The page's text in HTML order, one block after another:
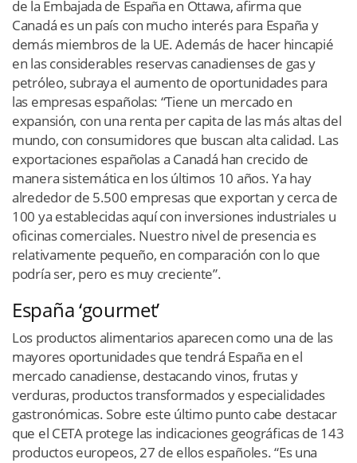
de la Embajada de España en Ottawa, afirma que
Canadá es un país con mucho interés para España y
demás miembros de la UE. Además de hacer hincapié
en las considerables reservas canadienses de gas y
petróleo, subraya el aumento de oportunidades para
las empresas españolas: “Tiene un mercado en
expansión, con una renta per capita de las más altas del
mundo, con consumidores que buscan alta calidad. Las
exportaciones españolas a Canadá han crecido de
manera sistemática en los últimos 10 años. Ya hay
alrededor de 5.500 empresas que exportan y cerca de
100 ya establecidas aquí con inversiones industriales u
oficinas comerciales. Nuestro nivel de presencia es
relativamente pequeño, en comparación con lo que
podría ser, pero es muy creciente”.
España ‘gourmet’
Los productos alimentarios aparecen como una de las
mayores oportunidades que tendrá España en el
mercado canadiense, destacando vinos, frutas y
verduras, productos transformados y especialidades
gastronómicas. Sobre este último punto cabe destacar
que el CETA protege las indicaciones geográficas de 143
productos europeos, 27 de ellos españoles. “Es una